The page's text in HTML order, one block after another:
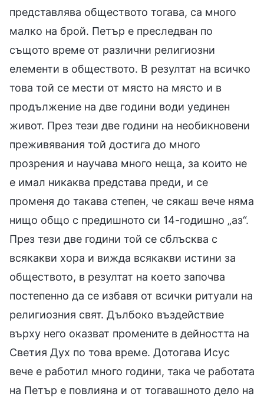
представлява обществото тогава, са много
малко на брой. Петър е преследван по
същото време от различни религиозни
елементи в обществото. В резултат на всичко
това той се мести от място на място и в
продължение на две години води уединен
живот. През тези две години на необикновени
преживявания той достига до много
прозрения и научава много неща, за които не
е имал никаква представа преди, и се
променя до такава степен, че сякаш вече няма
нищо общо с предишното си 14-годишно „аз“.
През тези две години той се сблъсква с
всякакви хора и вижда всякакви истини за
обществото, в резултат на което започва
постепенно да се избавя от всички ритуали на
религиозния свят. Дълбоко въздействие
върху него оказват промените в дейността на
Светия Дух по това време. Дотогава Исус
вече е работил много години, така че работата
на Петър е повлияна и от тогавашното дело на